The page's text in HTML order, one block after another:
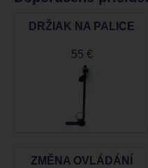
DRŽIAK NA PALICE
55 €
ZMĚNA OVLÁDÁNÍ